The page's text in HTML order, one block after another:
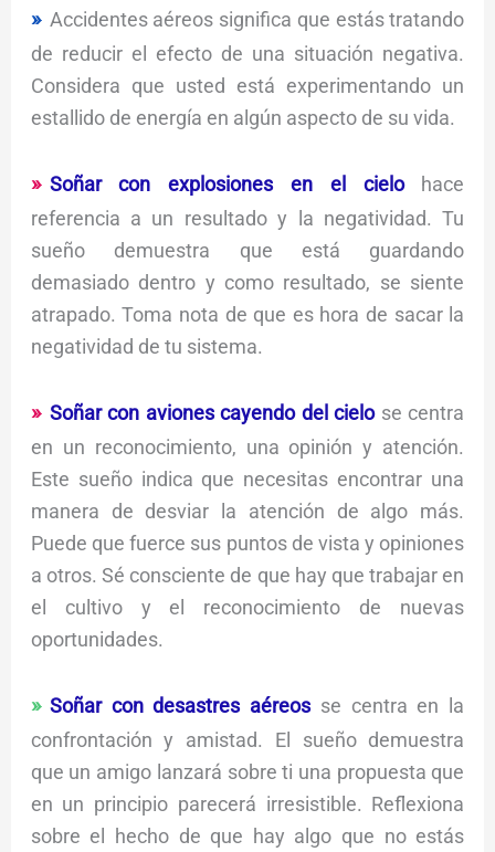
Accidentes aéreos significa que estás tratando
de reducir el efecto de una situación negativa.
Considera que usted está experimentando un
estallido de energía en algún aspecto de su vida.
Soñar con explosiones en el cielohace
referencia a un resultado y la negatividad. Tu
sueño demuestra que está guardando
demasiado dentro y como resultado, se siente
atrapado. Toma nota de que es hora de sacar la
negatividad de tu sistema.
Soñar con aviones cayendo del cielose centra
en un reconocimiento, una opinión y atención.
Este sueño indica que necesitas encontrar una
manera de desviar la atención de algo más.
Puede que fuerce sus puntos de vista y opiniones
a otros. Sé consciente de que hay que trabajar en
el cultivo y el reconocimiento de nuevas
oportunidades.
Soñar con desastres aéreosse centra en la
confrontación y amistad. El sueño demuestra
que un amigo lanzará sobre ti una propuesta que
en un principio parecerá irresistible. Reflexiona
sobre el hecho de que hay algo que no estás